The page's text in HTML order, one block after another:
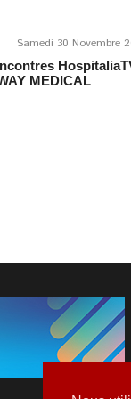
Samedi 30 Novembre
MEDICAL